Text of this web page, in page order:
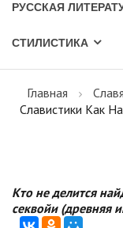
РУССКАЯ
СТИЛИСТИКА
Главная
Славистики Как
Кто не делится
секвойи (древняя